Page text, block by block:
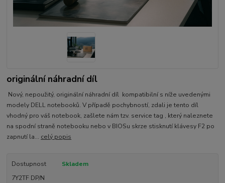
originální náhradní díl
Nový, nepoužitý, originální náhradní díl kompatibilní s níže uvedenými
modely DELL notebooků. V případě pochybností, zdali je tento díl
vhodný pro váš notebook, zašlete nám tzv. service tag , který naleznete
na spodní straně notebooku nebo v BIOSu skrze stisknutí klávesy F2 po
zapnutí la... celý popis
Dostupnost
Skladem
7Y2TF DP/N